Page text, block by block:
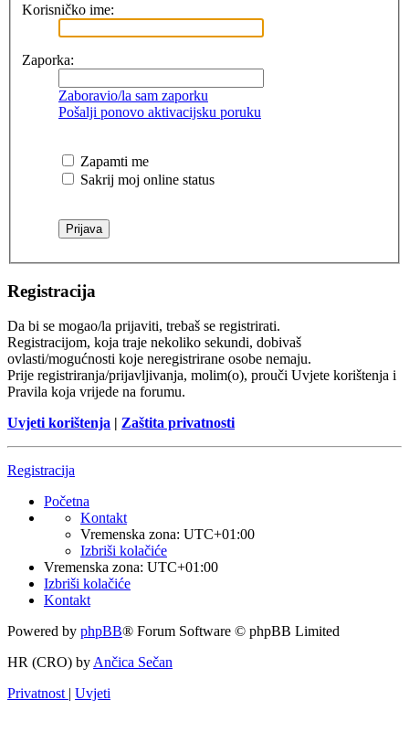
Korisničko ime:
Zaporka:
Zaboravio/la sam zaporku
Pošalji ponovo aktivacijsku poruku
Zapamti me
Sakrij moj online status
Registracija
Da bi se mogao/la prijaviti, trebaš se registrirati.
Registracijom, koja traje nekoliko sekundi, dobivaš
ovlasti/mogućnosti koje neregistrirane osobe nemaju.
Prije registriranja/prijavljivanja, molim(o), prouči Uvjete korištenja i
Pravila koja vrijede na forumu.
Uvjeti korištenja | Zaštita privatnosti
Registracija
Početna
Kontakt
Vremenska zona: UTC+01:00
Izbriši kolačiće
Vremenska zona: UTC+01:00
Izbriši kolačiće
Kontakt
Powered by phpBB® Forum Software © phpBB Limited
HR (CRO) by Ančica Sečan
Privatnost | Uvjeti